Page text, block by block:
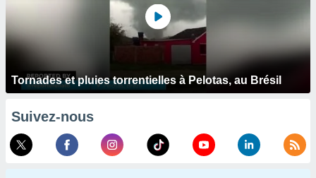
Tornades et pluies torrentielles à Pelotas, au Brésil
Suivez-nous